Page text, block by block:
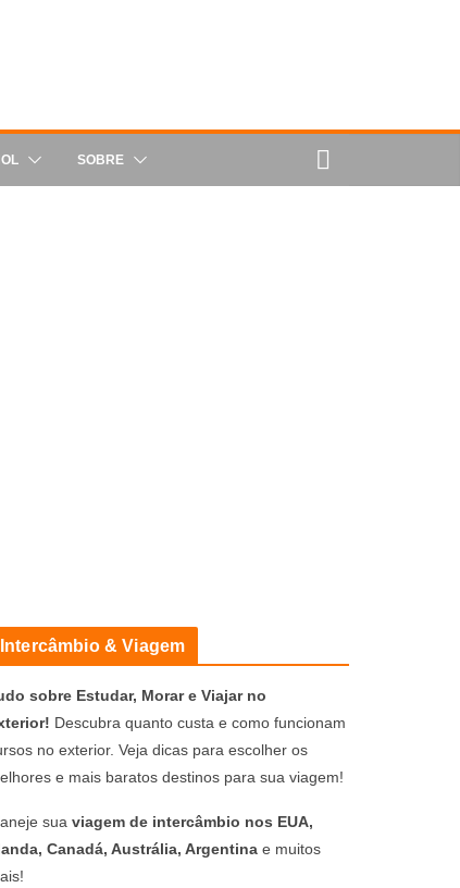
SOBRE
Intercâmbio & Viagem
sobre Estudar, Morar e Viajar no
Descubra quanto custa e como funcionam
no exterior. Veja dicas para escolher os
e mais baratos destinos para sua viagem!
sua viagem de intercâmbio nos EUA,
Canadá, Austrália, Argentina e muitos